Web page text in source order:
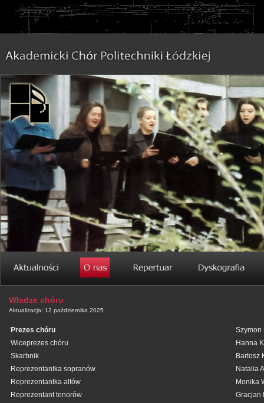
Władze chóru
Aktualizacja: 12 października 2025
Prezes chóru
Szymon
Wiceprezes chóru
Hanna
Skarbnik
Bartosz
Reprezentantka sopranów
Natalia
Reprezentantka altów
Monika
Reprezentant tenorów
Gracjan